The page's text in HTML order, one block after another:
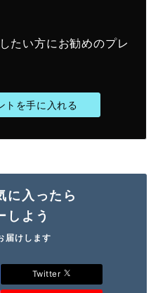
たい方にお勧めのプレ
トを手に入れる
に入ったら
しよう
届けします
Twitter